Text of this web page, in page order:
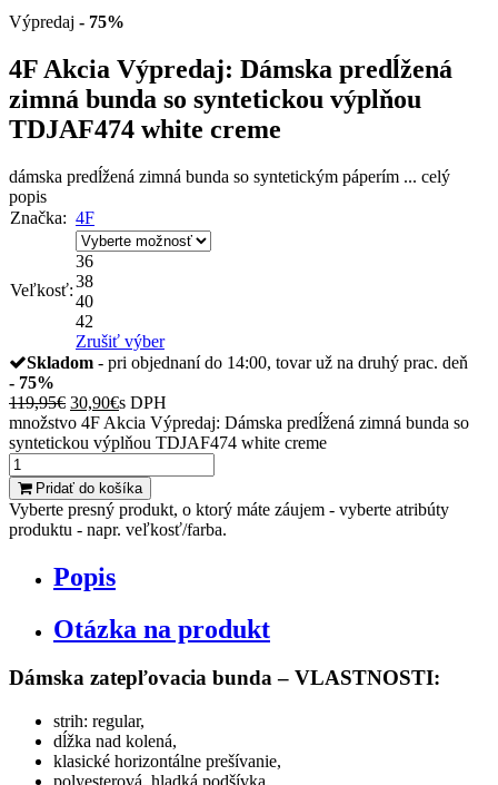
Výpredaj - 75%
4F Akcia Výpredaj: Dámska predĺžená
zimná bunda so syntetickou výplňou
TDJAF474 white creme
dámska predĺžená zimná bunda so syntetickým páperím ... celý
popis
Značka: 4F
Veľkosť:
36
38
40
42
Zrušiť výber
Skladom - pri objednaní do 14:00, tovar už na druhý prac. deň
- 75%
119,95€ 30,90€s DPH
množstvo 4F Akcia Výpredaj: Dámska predĺžená zimná bunda so
syntetickou výplňou TDJAF474 white creme
Pridať do košíka
Vyberte presný produkt, o ktorý máte záujem - vyberte atribúty
produktu - napr. veľkosť/farba.
Popis
Otázka na produkt
Dámska zatepľovacia bunda – VLASTNOSTI:
strih: regular,
dĺžka nad kolená,
klasické horizontálne prešívanie,